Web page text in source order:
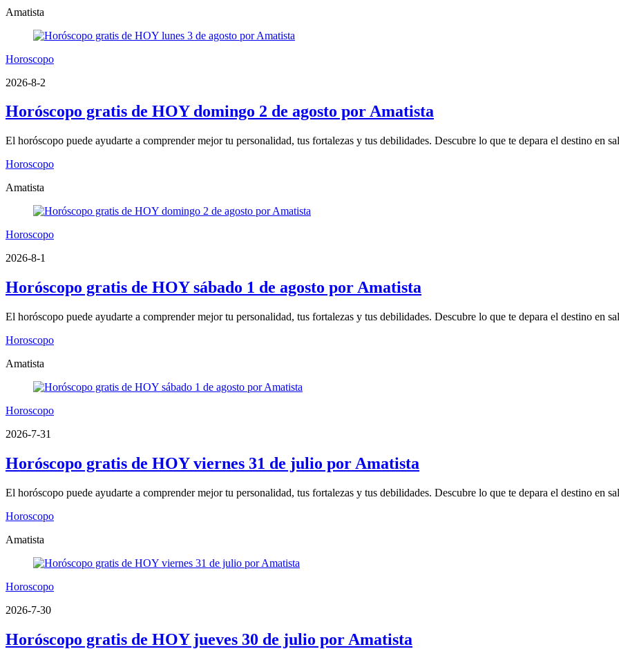
Amatista
Horoscopo
2026-8-2
Horóscopo gratis de HOY domingo 2 de agosto por Amatista
El horóscopo puede ayudarte a comprender mejor tu personalidad, tus fortalezas y tus debilidades. Descubre lo que te depara el destino en
Horoscopo
Amatista
Horoscopo
2026-8-1
Horóscopo gratis de HOY sábado 1 de agosto por Amatista
El horóscopo puede ayudarte a comprender mejor tu personalidad, tus fortalezas y tus debilidades. Descubre lo que te depara el destino en
Horoscopo
Amatista
Horoscopo
2026-7-31
Horóscopo gratis de HOY viernes 31 de julio por Amatista
El horóscopo puede ayudarte a comprender mejor tu personalidad, tus fortalezas y tus debilidades. Descubre lo que te depara el destino en
Horoscopo
Amatista
Horoscopo
2026-7-30
Horóscopo gratis de HOY jueves 30 de julio por Amatista